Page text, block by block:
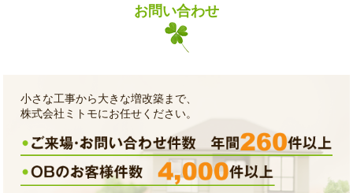
お問い合わせ
小さな工事から大きな増改築まで、
株式会社ミトモにお任せください。